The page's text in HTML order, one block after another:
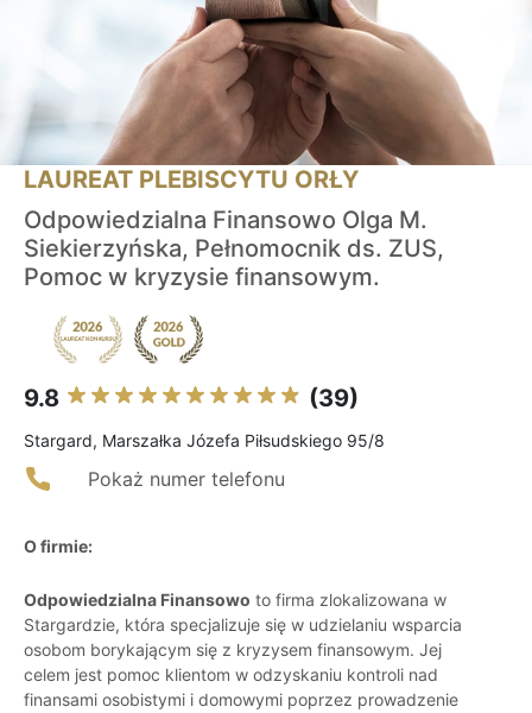
LAUREAT PLEBISCYTU ORŁY
Odpowiedzialna Finansowo Olga M.
Siekierzyńska, Pełnomocnik ds. ZUS,
Pomoc w kryzysie finansowym.
9.8 (39)
Stargard, Marszałka Józefa Piłsudskiego 95/8
Pokaż numer telefonu
O firmie:
Odpowiedzialna Finansowo to firma zlokalizowana w
Stargardzie, która specjalizuje się w udzielaniu wsparcia
osobom borykającym się z kryzysem finansowym. Jej
celem jest pomoc klientom w odzyskaniu kontroli nad
finansami osobistymi i domowymi poprzez prowadzenie